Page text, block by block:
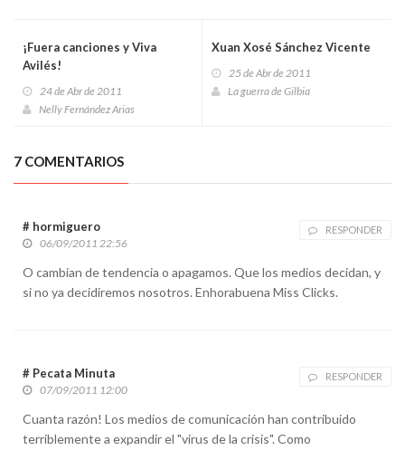
¡Fuera canciones y Viva
Avilés!
24 de Abr de 2011
Nelly Fernández Arias
Xuan Xosé Sánchez Vicente
25 de Abr de 2011
La guerra de Gilbia
7 COMENTARIOS
# hormiguero RESPONDER
06/09/2011 22:56
O cambian de tendencia o apagamos. Que los medios decidan, y
si no ya decidiremos nosotros. Enhorabuena Miss Clicks.
# Pecata Minuta RESPONDER
07/09/2011 12:00
Cuanta razón! Los medios de comunicación han contribuido
terriblemente a expandir el "virus de la crisis". Como